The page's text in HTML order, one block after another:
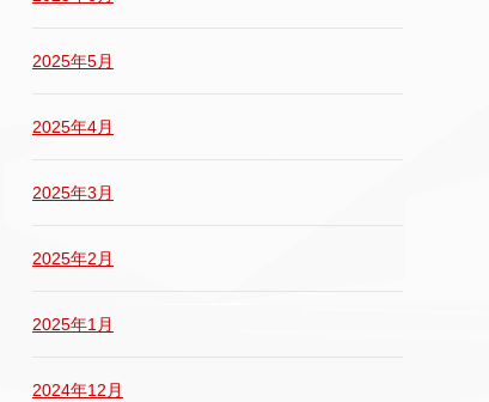
2025年5月
2025年4月
2025年3月
2025年2月
2025年1月
2024年12月